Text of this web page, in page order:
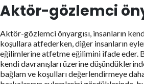
Aktör-gözlemci
Aktör-gözlemci önyargısı, insanların
koşullara atfederken, diğer insanların
eğilimlerine atfetme eğilimini ifade eder.
kendi davranışları üzerine
bağlam ve koşulları değerlendirmeye